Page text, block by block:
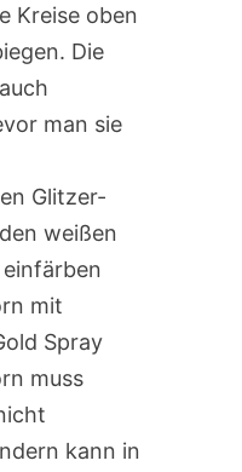
Kreise oben
Die
man sie
Glitzer-
weißen
mit
Spray
muss
kann in